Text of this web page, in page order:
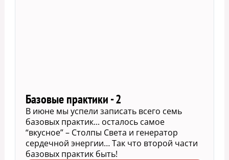
Базовые практики - 2
В июне мы успели записать всего семь
базовых практик... осталось самое
“вкусное” – Столпы Света и генератор
сердечной энергии… Так что второй части
базовых практик быть!